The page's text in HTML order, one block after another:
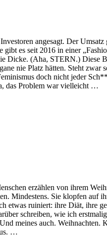
angesagt. Der
es seit 2016 in einer
Dicke. (Aha, STERN.) Diese
nie Platz hätten. Steht
doch nicht jeder
das Problem war vielleicht …
erzählen von ihrem
Mindestens. Sie klopfen
etwas ruiniert: ihre Diät, ihre
schreiben, wie ich
meines auch.
…